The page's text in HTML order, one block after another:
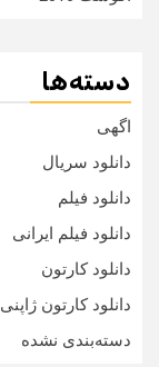
دسته‌ها
اگهی
دانلود سریال
دانلود فیلم
دانلود فیلم ایرانی
دانلود کارتون
دانلود کارتون ژاپنی
دسته‌بندی نشده